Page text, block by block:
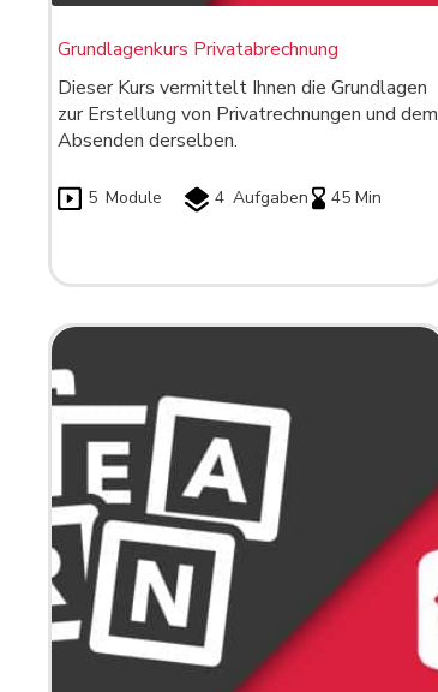
Grundlagenkurs Privatabrechnung
Dieser Kurs vermittelt Ihnen die Grundlagen
zur Erstellung von Privatrechnungen und dem
Absenden derselben.
5 Module 4 Aufgaben 45 Min